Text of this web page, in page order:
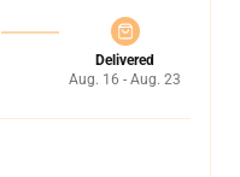
Delivered
Aug. 16 - Aug. 23